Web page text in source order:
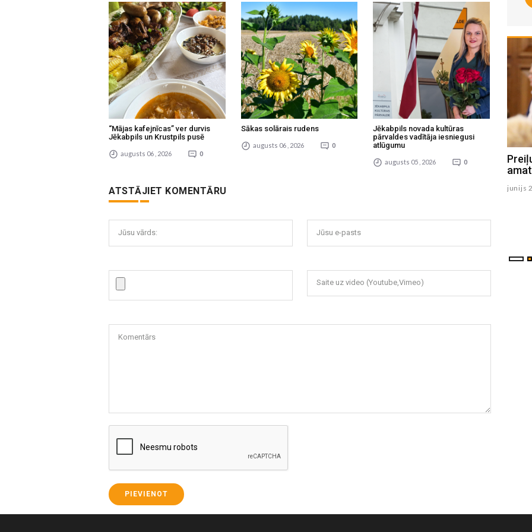
“Mājas kafejnīcas” ver durvis
Jēkabpils un Krustpils pusē
augusts 06 , 2026 0
Sākas solārais rudens
augusts 06 , 2026 0
Jēkabpils novada kultūras
pārvaldes vadītāja iesniegusi
atlūgumu
augusts 05 , 2026 0
ATSTĀJIET KOMENTĀRU
Jūsu vārds: Jūsu e-pasts
Saite uz video (Youtube,Vimeo)
Komentārs
PIEVIENOT
Par Preiļu novada priekšsēdētāja
vietnieku ievēlē Lauri Pastaru
junijs